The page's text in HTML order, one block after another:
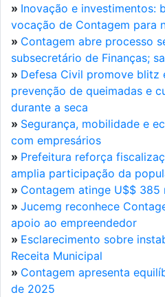
» Inovação e investimentos:
vocação de Contagem para
» Contagem abre processo
subsecretário de Finanças;
» Defesa Civil promove blitz
prevenção de queimadas e
durante a seca
» Segurança, mobilidade e
com empresários
» Prefeitura reforça
amplia participação da
» Contagem atinge U$$
» Jucemg reconhece
apoio ao empreendedor
» Esclarecimento sobre
Receita Municipal
» Contagem apresenta
de 2025